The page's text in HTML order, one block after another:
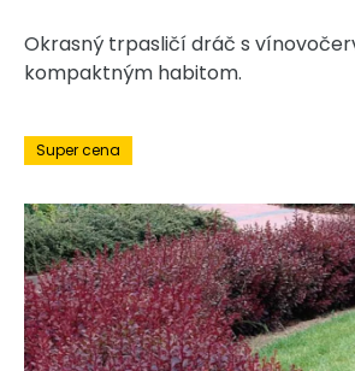
Okrasný trpasličí dráč s
kompaktným habitom.
Super cena